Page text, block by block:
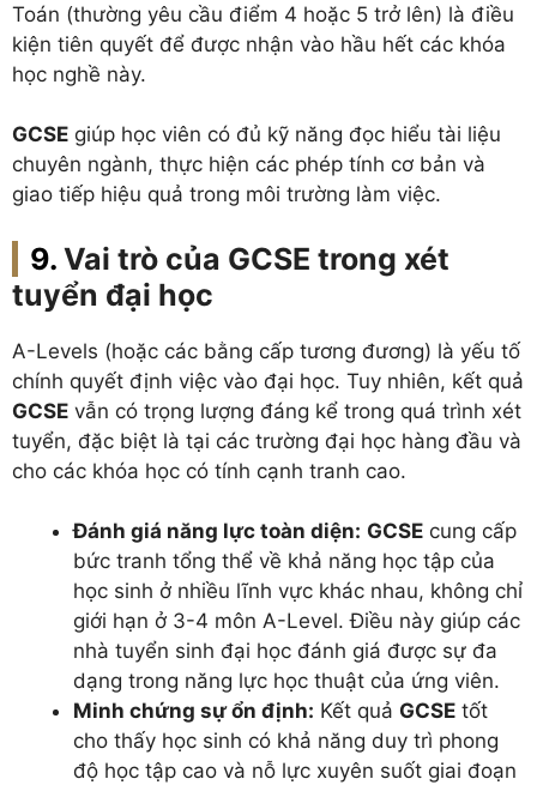
Toán (thường yêu cầu điểm 4 hoặc 5 trở lên) là điều
kiện tiên quyết để được nhận vào hầu hết các khóa
học nghề này.
GCSE giúp học viên có đủ kỹ năng đọc hiểu tài liệu
chuyên ngành, thực hiện các phép tính cơ bản và
giao tiếp hiệu quả trong môi trường làm việc.
Vai trò của GCSE trong xét
tuyển đại học
A-Levels (hoặc các bằng cấp tương đương) là yếu tố
chính quyết định việc vào đại học. Tuy nhiên, kết quả
GCSE vẫn có trọng lượng đáng kể trong quá trình xét
tuyển, đặc biệt là tại các trường đại học hàng đầu và
cho các khóa học có tính cạnh tranh cao.
Đánh giá năng lực toàn diện: GCSE cung cấp
bức tranh tổng thể về khả năng học tập của
học sinh ở nhiều lĩnh vực khác nhau, không chỉ
giới hạn ở 3-4 môn A-Level. Điều này giúp các
nhà tuyển sinh đại học đánh giá được sự đa
dạng trong năng lực học thuật của ứng viên.
Minh chứng sự ổn định: Kết quả GCSE tốt
cho thấy học sinh có khả năng duy trì phong
độ học tập cao và nỗ lực xuyên suốt giai đoạn